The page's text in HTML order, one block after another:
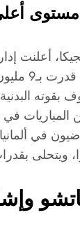
مستوى
بقوته
في
في
ويتحلى